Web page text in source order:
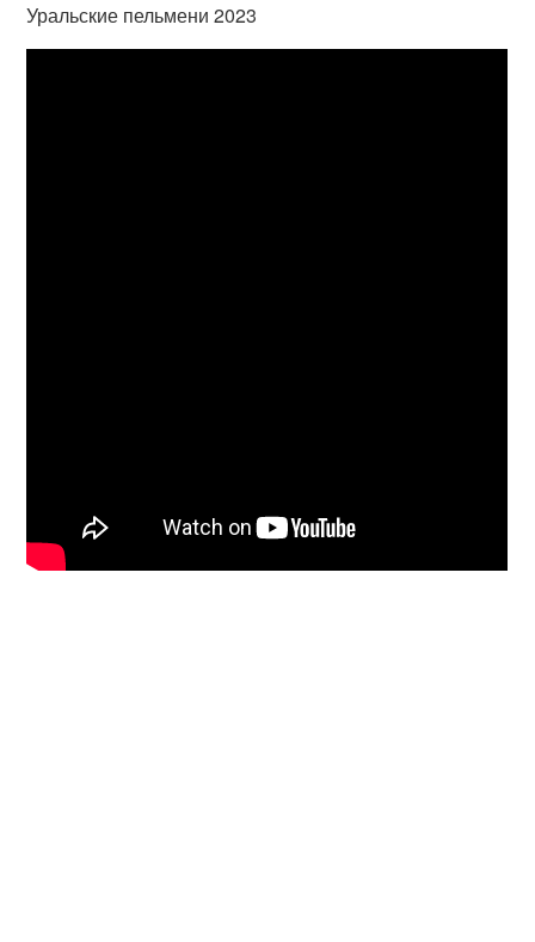
Уральские пельмени 2023